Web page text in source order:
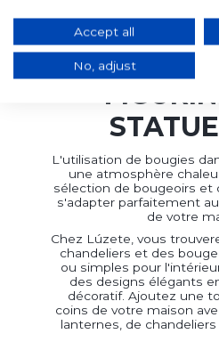
L'utilisation de bougies
une atmosphère
sélection de bougeoirs et
s'adapter parfaitement
de votre
Chez Lúzete, vous
chandeliers et des
ou simples pour
des designs élégants
décoratif. Ajoutez une
coins de votre maison
lanternes, de
Accept all
No, adjust